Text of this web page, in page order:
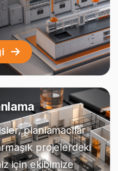
planlamacılar
projelerdeki
için ekibimize